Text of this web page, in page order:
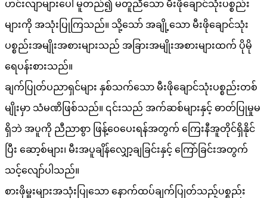
ဟင်းလျာများပေါ် မူတည်၍ မတူညီသော မီးဖိုချောင်သုံးပစ္စည်း
များကို အသုံးပြုကြသည်။ သို့သော် အချို့သော မီးဖိုချောင်သုံး
ပစ္စည်းအမျိုးအစားများသည် အခြားအမျိုးအစားများထက် ပိုမို
ရေပန်းစားသည်။
ချက်ပြုတ်ပညာရှင်များ နှစ်သက်သော မီးဖိုချောင်သုံးပစ္စည်းတစ်
မျိုးမှာ သံမဏိဖြစ်သည်။ ၎င်းသည် အက်ဆစ်များနှင့် ဓာတ်ပြုမှုမ
ရှိဘဲ အပူကို ညီညာစွာ ဖြန့်ဝေပေးရန်အတွက် ကြေးနီအူတိုင်ရှိနိုင်
ပြီး ဆော့စ်များ၊ မီးအပူချိန်လျှော့ချခြင်းနှင့် ကြော်ခြင်းအတွက်
သင့်လျော်ပါသည်။
စားဖိုမှူးများအသုံးပြုသော နောက်ထပ်ချက်ပြုတ်သည့်ပစ္စည်း